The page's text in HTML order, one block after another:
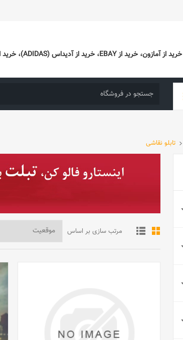
خرید از آمازون، خرید از EBAY، خرید از آدیداس (ADIDAS)، خرید از سایتهای خارجی
تابلو نقاشی
مرتب سازی بر اساس